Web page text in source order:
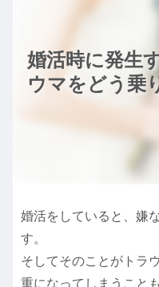
婚活時に発生
ウマをどう乗
婚活をしていると、嫌
す。
そしてそのことがトラ
重になってしまうこと